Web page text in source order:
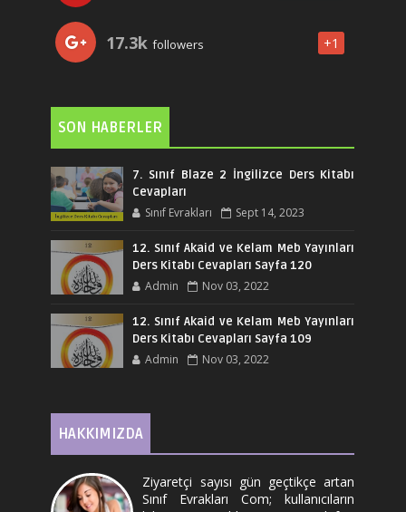
17.3k followers +1
SON HABERLER
7. Sınıf Blaze 2 İngilizce Ders Kitabı
Cevapları
Sınıf Evrakları Sept 14, 2023
12. Sınıf Akaid ve Kelam Meb Yayınları
Ders Kitabı Cevapları Sayfa 120
Admin Nov 03, 2022
12. Sınıf Akaid ve Kelam Meb Yayınları
Ders Kitabı Cevapları Sayfa 109
Admin Nov 03, 2022
HAKKIMIZDA
Ziyaretçi sayısı gün geçtikçe artan
Sınıf Evrakları Com; kullanıcıların